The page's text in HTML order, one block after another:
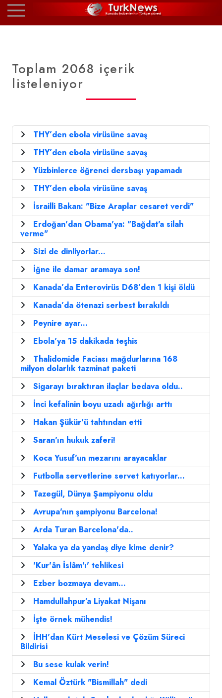
Toplam 2068 içerik
listeleniyor
THY’den ebola virüsüne savaş
THY’den ebola virüsüne savaş
Yüzbinlerce öğrenci dersbaşı yapamadı
THY’den ebola virüsüne savaş
İsrailli Bakan: "Bize Araplar cesaret verdi"
Erdoğan'dan Obama'ya: "Bağdat'a silah
verme"
Sizi de dinliyorlar...
İğne ile damar aramaya son!
Kanada’da Enterovirüs D68’den 1 kişi öldü
Kanada’da ötenazi serbest bırakıldı
Peynire ayar...
Ebola'ya 15 dakikada teşhis
Thalidomide Faciası mağdurlarına 168
milyon dolarlık tazminat paketi
Sigarayı bıraktıran ilaçlar bedava oldu..
İnci kefalinin boyu uzadı ağırlığı arttı
Hakan Şükür'ü tahtından etti
Saran'ın hukuk zaferi!
Koca Yusuf'un mezarını arayacaklar
Futbolla servetlerine servet katıyorlar...
Tazegül, Dünya Şampiyonu oldu
Avrupa'nın şampiyonu Barcelona!
Arda Turan Barcelona'da..
Yalaka ya da yandaş diye kime denir?
'Kur'ân İslâm'ı' tehlikesi
Ezber bozmaya devam...
Hamdullahpur’a Liyakat Nişanı
İşte örnek mühendis!
İHH'dan Kürt Meselesi ve Çözüm Süreci
Bildirisi
Bu sese kulak verin!
Kemal Öztürk "Bismillah" dedi